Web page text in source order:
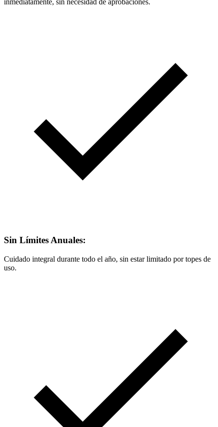
Sin Límites Anuales:
Cuidado integral durante todo el año, sin estar limitado por topes de
uso.